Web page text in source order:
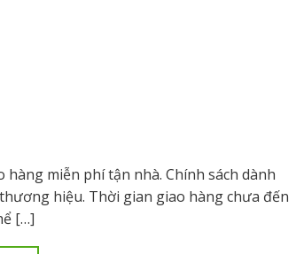
miễn phí tận nhà. Chính sách dành
hiệu. Thời gian giao hàng chưa đến
[…]